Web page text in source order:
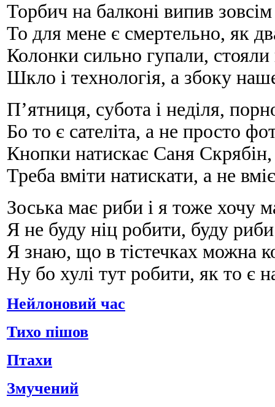
Торбич на балконі випив зовсім
То для мене є смертельно, як
Колонки сильно гупали, стояли
Шкло і технологія, а збоку
П’ятниця, субота і неділя,
Бо то є сателіта, а не просто
Кнопки натискає Саня Скрябін,
Треба вміти натискати, а не
Зоська має риби і я тоже хочу
Я не буду ніц робити, буду
Я знаю, що в тістечках можна
Ну бо хулі тут робити, як то є
Нейлоновий час
Тихо пішов
Птахи
Змучений